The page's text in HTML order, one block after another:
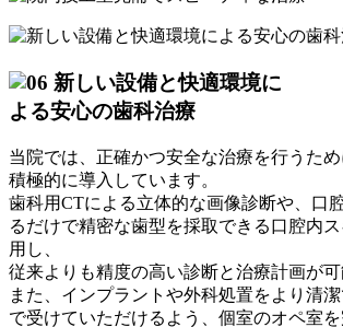
新しい設備と快適環境に
よる安心の歯科治療
当院では、正確かつ安全な治療を行うた
積極的に導入しています。
歯科用CTによる立体的な画像診断や、口
るだけで精密な歯型を採取できる口腔内
用し、
従来よりも精度の高い診断と治療計画が可
また、インプラントや外科処置をより清
で受けていただけるよう、個室のオペ室